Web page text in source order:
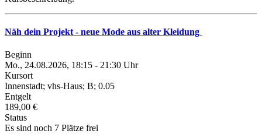
Näh dein Projekt - neue Mode aus alter Kleidung
Beginn
Mo., 24.08.2026, 18:15 - 21:30 Uhr
Kursort
Innenstadt; vhs-Haus; B; 0.05
Entgelt
189,00 €
Status
Es sind noch 7 Plätze frei